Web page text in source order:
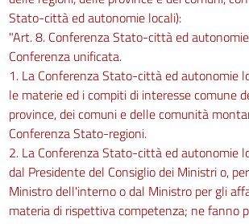
Stato-città ed autonomie locali):
"Art. 8. Conferenza Stato-città ed
Conferenza unificata.
1. La Conferenza Stato-città ed autonomie
le materie ed i compiti di interesse comune
province, dei comuni e delle comunità
Conferenza Stato-regioni.
2. La Conferenza Stato-città ed autonomie
dal Presidente del Consiglio dei Ministri o,
Ministro dell'interno o dal Ministro per gli
materia di rispettiva competenza; ne fanno